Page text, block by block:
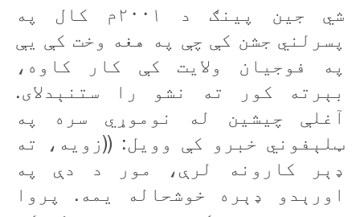
شي جين پينګ د ۲۰۰۱م کال په
پسرلني جشن کې چې په هغه وخت کې يې
په فوجيان ولايت کې کار کاوه،
بېرته کور ته نشو را ستنېدلای.
آغلې چيشين له نوموړي سره په
ټلېفوني خبرو کې وويل: ((زویه، ته
ډېر کارونه لرې، مور د دې په
اورېدو ډېره خوشحاله يمه. پروا